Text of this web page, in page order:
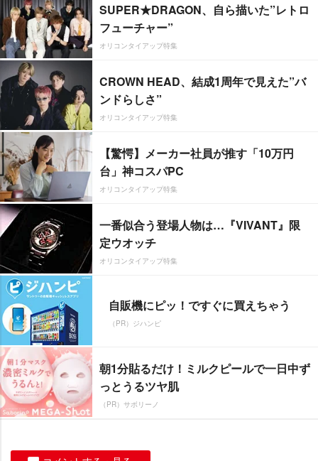
SUPER★DRAGON、自ら描いた”レトロ
フューチャー”
オリコンタイアップ特集
CROWN HEAD、結成1周年で見えた”バ
ンドらしさ”
オリコンタイアップ特集
【驚愕】メーカー社員が推す「10万円
台」神コスパPC
オリコンタイアップ特集
一番似合う登場人物は…『VIVANT』限
定ウオッチ
オリコンタイアップ特集
自販機にピッ！ですぐに買えちゃう
（PR）ジハンピ
朝1分貼るだけ！ミルクピールで一日中ず
っとうるツヤ肌
（PR）サボリーノ